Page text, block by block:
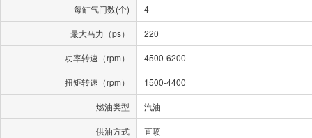
每缸气门数(个) 4
最大马力（ps） 220
功率转速（rpm） 4500-6200
扭矩转速（rpm） 1500-4400
燃油类型 汽油
供油方式 直喷